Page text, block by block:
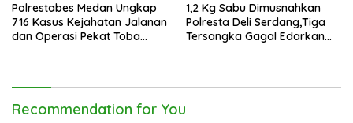
Polrestabes Medan Ungkap
716 Kasus Kejahatan Jalanan
dan Operasi Pekat Toba
1,2 Kg Sabu Dimusnahkan
Polresta Deli Serdang,Tiga
Tersangka Gagal Edarkan
Recommendation for You